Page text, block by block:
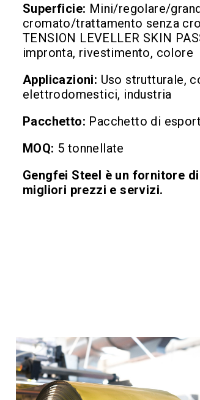
Superficie: Mini/regolare/
cromato/trattamento senza
TENSION LEVELLER SKIN
impronta, rivestimento, colore
Applicazioni: Uso strutturale,
elettrodomestici, industria
Pacchetto: Pacchetto di
MOQ: 5 tonnellate
Gengfei Steel è un fornitore
migliori prezzi e servizi.